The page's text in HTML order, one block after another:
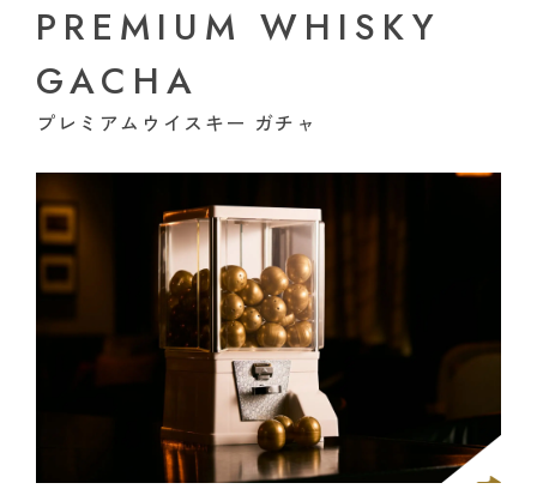
PREMIUM WHISKY
GACHA
プレミアムウイスキー ガチャ